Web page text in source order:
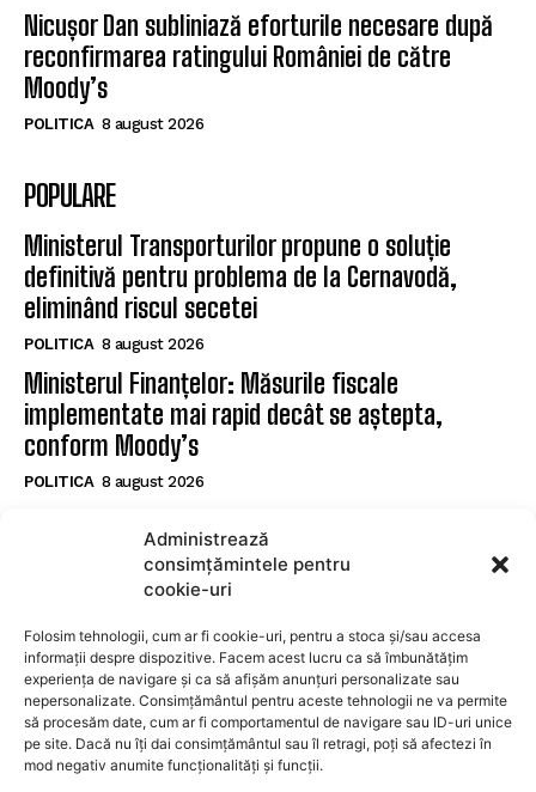
Administrează
consimțămintele pentru
cookie-uri
Folosim tehnologii, cum ar fi cookie-uri, pentru a stoca și/sau accesa
informații despre dispozitive. Facem acest lucru ca să îmbunătățim
experiența de navigare și ca să afișăm anunțuri personalizate sau
nepersonalizate. Consimțământul pentru aceste tehnologii ne va permite
să procesăm date, cum ar fi comportamentul de navigare sau ID-uri unice
pe site. Dacă nu îți dai consimțământul sau îl retragi, poți să afectezi în
mod negativ anumite funcționalități și funcții.
Nicușor Dan subliniază eforturile necesare după
reconfirmarea ratingului României de către
Moody’s
POLITICA 8 august 2026
POPULARE
Ministerul Transporturilor propune o soluție
definitivă pentru problema de la Cernavodă,
eliminând riscul secetei
POLITICA 8 august 2026
Ministerul Finanțelor: Măsurile fiscale
implementate mai rapid decât se aștepta,
conform Moody’s
POLITICA 8 august 2026
reconfirmarea ratingului României de către
SUBSCRIBE